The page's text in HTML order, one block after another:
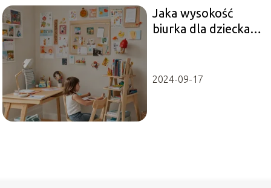
Jaka wysokość
biurka dla dziecka –
2024-09-17